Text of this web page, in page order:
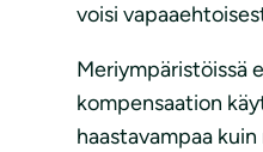
voisi
Meriympäristöissä
kompensaation
haastavampaa kuin